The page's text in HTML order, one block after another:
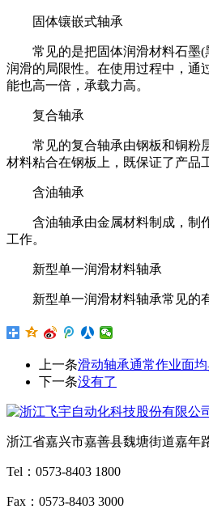
固体镶嵌式轴承
常见的是把固体润滑材料石墨
润滑的局限性。在使用过程中，通
能也高一倍，承载力高。
复合轴承
常见的复合轴承由钢板和铜粉
材料粘合在钢板上，既保证了产品
含油轴承
含油轴承由金属材料制成，制
工作。
新型单一润滑材料轴承
新型单一润滑材料轴承常见的
上一条滑动轴承通常作业面
下一条没有了
浙江省嘉兴市嘉善县魏塘街道嘉年
Tel：0573-8403 1800
Fax：0573-8403 3000